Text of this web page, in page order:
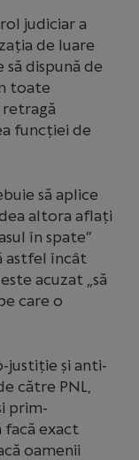
judiciar a
de luare
dispună de
toate
funcției de
să aplice
altora aflați
în spate”
astfel încât
acuzat „să
care o
justiție și anti-
către PNL,
prim-
facă exact
oamenii